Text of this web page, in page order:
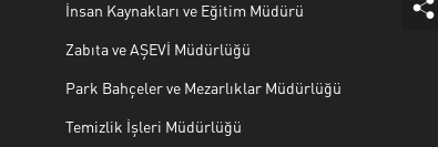
İnsan Kaynakları ve Eğitim Müdürü
Zabıta ve AŞEVİ Müdürlüğü
Park Bahçeler ve Mezarlıklar Müdürlüğü
Temizlik İşleri Müdürlüğü